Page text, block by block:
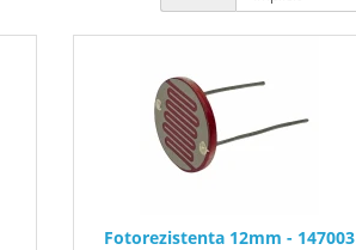
Fotorezistenta 12mm - 147003